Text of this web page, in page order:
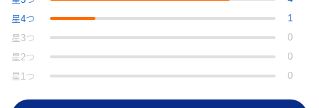
星4つ
1
星 3つ
0
星 2つ
0
星 1つ 0